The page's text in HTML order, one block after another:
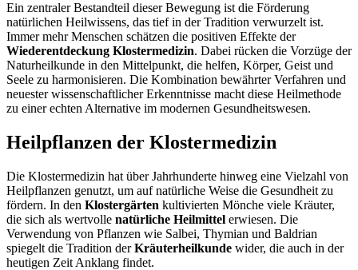
Ein zentraler Bestandteil dieser Bewegung ist die Förderung
natürlichen Heilwissens, das tief in der Tradition verwurzelt ist.
Immer mehr Menschen schätzen die positiven Effekte der
Wiederentdeckung Klostermedizin. Dabei rücken die Vorzüge der
Naturheilkunde in den Mittelpunkt, die helfen, Körper, Geist und
Seele zu harmonisieren. Die Kombination bewährter Verfahren und
neuester wissenschaftlicher Erkenntnisse macht diese Heilmethode
zu einer echten Alternative im modernen Gesundheitswesen.
Heilpflanzen der Klostermedizin
Die Klostermedizin hat über Jahrhunderte hinweg eine Vielzahl von
Heilpflanzen genutzt, um auf natürliche Weise die Gesundheit zu
fördern. In den Klostergärten kultivierten Mönche viele Kräuter,
die sich als wertvolle natürliche Heilmittel erwiesen. Die
Verwendung von Pflanzen wie Salbei, Thymian und Baldrian
spiegelt die Tradition derKräuterheilkunde wider, die auch in der
heutigen Zeit Anklang findet.